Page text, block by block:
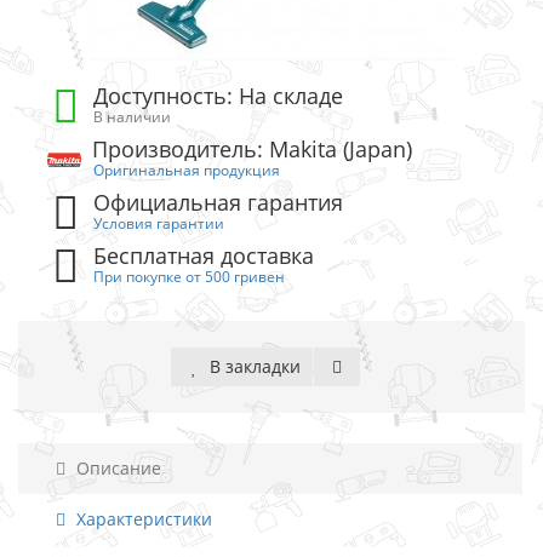
Доступность: На складе
В наличии
Производитель: Makita (Japan)
Оригинальная продукция
Официальная гарантия
Условия гарантии
Бесплатная доставка
При покупке от 500 гривен
В закладки
Описание
Характеристики